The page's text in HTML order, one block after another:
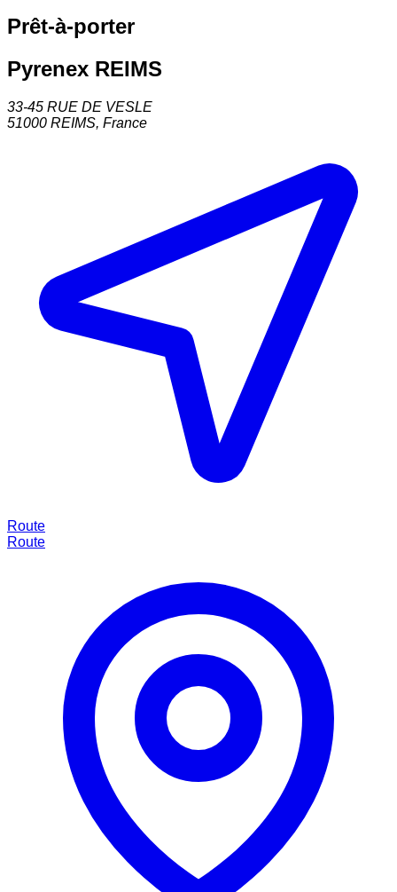
Prêt-à-porter
Pyrenex REIMS
33-45 RUE DE VESLE
51000 REIMS, France
Route
Route